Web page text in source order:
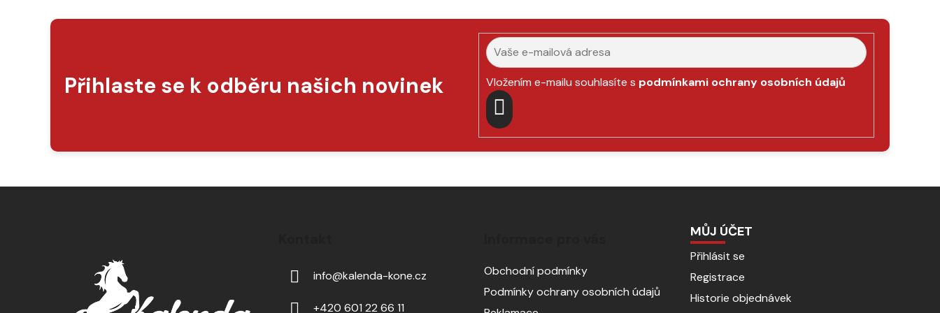
Přihlaste se k odběru našich novinek Vložením e-mailu souhlasíte s podmínkami ochrany osobních údajů
PŘIHLÁSIT
SE
info@kalenda-kone.cz
+420 601 22 66 11
Obchodní podmínky
Podmínky ochrany osobních údajů
MŮJ ÚČET
Přihlásit se
Registrace
Historie objednávek